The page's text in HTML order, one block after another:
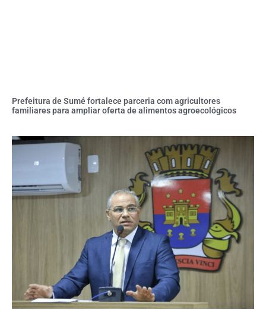
Prefeitura de Sumé fortalece parceria com agricultores
familiares para ampliar oferta de alimentos agroecológicos